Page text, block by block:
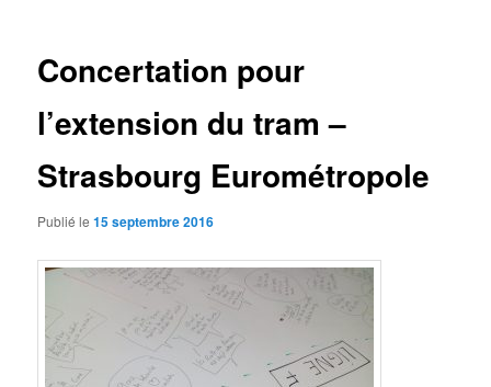
Concertation pour
l’extension du tram –
Strasbourg Eurométropole
Publié le15 septembre 2016